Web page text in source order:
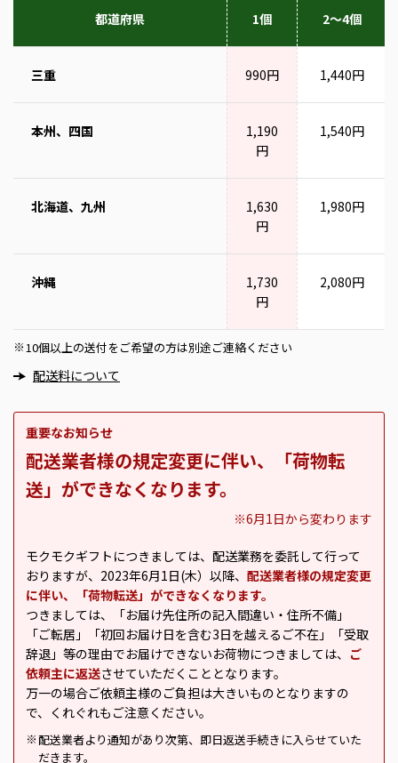
都道府県 1個 2～4個
三重 990円 1,440円
本州、四国
1,190
円
1,540円
北海道、九州
1,630
円
1,980円
沖縄
1,730
円
2,080円
※ 10個以上の送付をご希望の方は別途ご連絡ください
配送料について
重要なお知らせ
配送業者様の規定変更に伴い、「荷物転
送」ができなくなります。
※6月1日から変わります
モクモクギフトにつきましては、配送業務を委託して行って
おりますが、2023年6月1日(木）以降、 配送業者様の規定変更
に伴い、「荷物転送」ができなくなります。
つきましては、「お届け先住所の記入間違い・住所不備」
「ご転居」「初回お届け日を含む3日を越えるご不在」「受取
辞退」等の理由でお届けできないお荷物につきましては、 ご
依頼主に返送させていただくこととなります。
万一の場合ご依頼主様のご負担は大きいものとなりますの
で、くれぐれもご注意ください。
※ 配送業者より通知があり次第、即日返送手続きに入らせていた
だきます。